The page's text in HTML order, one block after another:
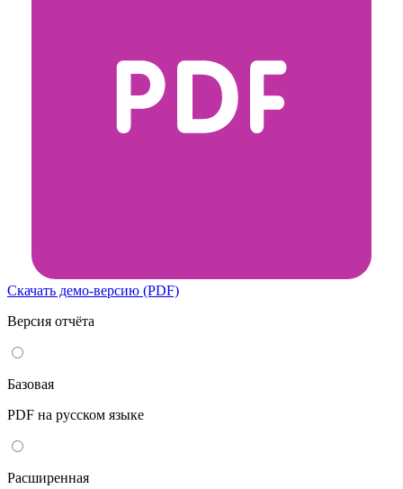
Скачать демо-версию (PDF)
Версия отчёта
Базовая
PDF на русском языке
Расширенная